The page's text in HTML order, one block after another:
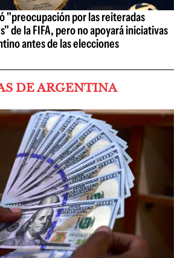
"preocupación por las reiteradas
de la FIFA, pero no apoyará iniciativas
antes de las elecciones
DE ARGENTINA